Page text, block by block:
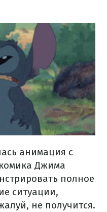
анимация с
Джима
полное
ситуации,
не получится.